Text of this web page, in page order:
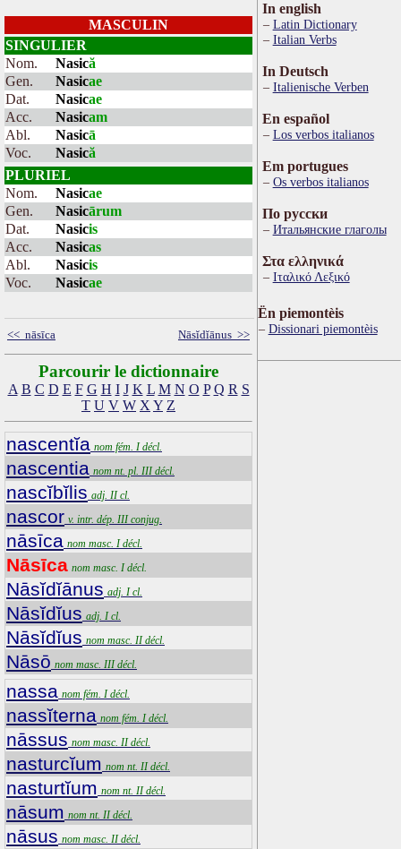
MASCULIN
SINGULIER
Nom.
Nasică
Gen.
Nasicae
Dat.
Nasicae
Acc.
Nasicam
Abl.
Nasicā
Voc.
Nasică
PLURIEL
Nom.
Nasicae
Gen.
Nasicārum
Dat.
Nasicis
Acc.
Nasicas
Abl.
Nasicis
Voc.
Nasicae
<< nāsīca Nāsĭdĭānus >>
Parcourir le dictionnaire
A B C D E F G H I J K L M N O P Q R S
T U V W X Y Z
nascentĭa nom fém. I décl.
nascentia nom nt. pl. III décl.
nascĭbĭlis adj. II cl.
nascor v. intr. dép. III conjug.
nāsīca nom masc. I décl.
Nāsīca nom masc. I décl.
Nāsĭdĭānus adj. I cl.
Nāsĭdĭus adj. I cl.
Nāsĭdĭus nom masc. II décl.
Nāsō nom masc. III décl.
nassa nom fém. I décl.
nassĭterna nom fém. I décl.
nāssus nom masc. II décl.
nasturcĭum nom nt. II décl.
nasturtĭum nom nt. II décl.
nāsum nom nt. II décl.
nāsus nom masc. II décl.
In english
Latin Dictionary
Italian Verbs
In Deutsch
Italienische Verben
En español
Los verbos italianos
Em portugues
Os verbos italianos
По русски
Итальянские глаголы
Στα ελληνικά
Ιταλικό Λεξικό
Ën piemontèis
Dissionari piemontèis